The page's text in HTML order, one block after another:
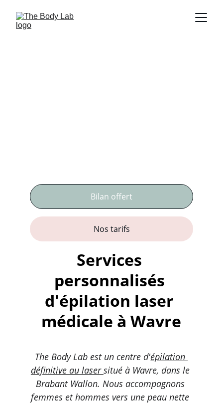
Bilan offert
Nos tarifs
Services
personnalisés
d'épilation laser
médicale à Wavre
The Body Lab est un centre d'épilation
définitive au laser situé à Wavre, dans le
Brabant Wallon. Nous accompagnons
femmes et hommes vers une peau nette